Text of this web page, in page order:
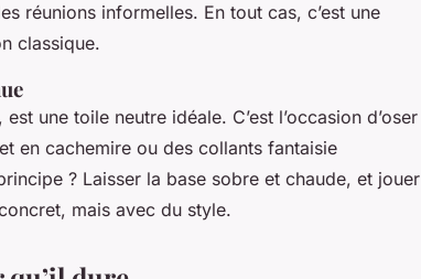
réunions informelles. En tout cas, c’est une
classique.
une toile neutre idéale. C’est l’occasion d’oser
en cachemire ou des collants fantaisie
? Laisser la base sobre et chaude, et jouer
mais avec du style.